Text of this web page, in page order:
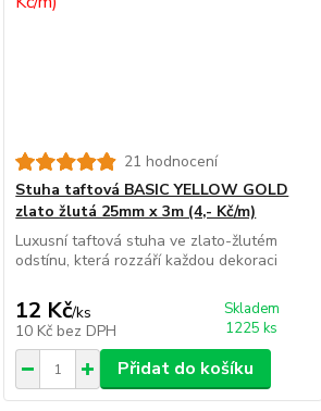
21 hodnocení
Stuha taftová BASIC YELLOW GOLD
zlato žlutá 25mm x 3m (4,- Kč/m)
Luxusní taftová stuha ve zlato-žlutém
odstínu, která rozzáří každou dekoraci
12 Kč/ks
10 Kč bez DPH
Skladem
1225 ks
Přidat do košíku